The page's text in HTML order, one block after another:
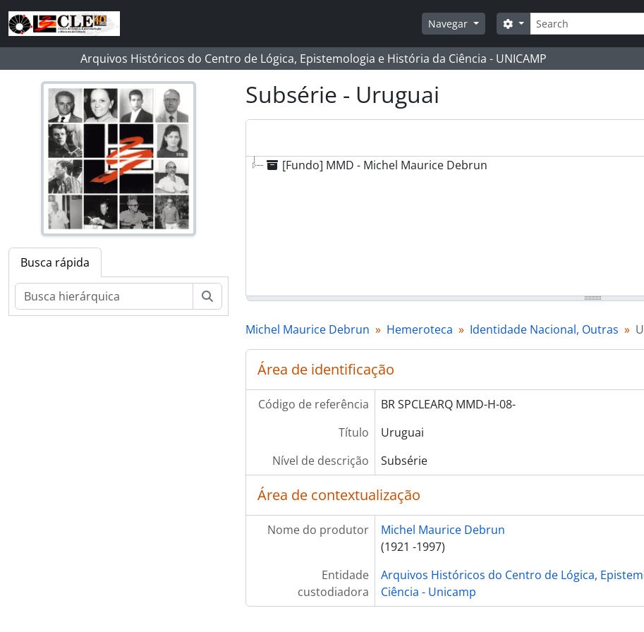
Skip to main content
Navegar
Buscar
Opções de busca
Arquivos Históricos do Centro de Lógica, Epistemologia e História da Ciência - UNICAMP
Busca rápida
Buscar
Subsérie - Uruguai
[Fundo] MMD - Michel Maurice Debrun
Michel Maurice Debrun Hemeroteca Identidade Nacional, Outras
Área de identificação
Código de referência
BR SPCLEARQ MMD-H-08-
Título
Uruguai
Nível de descrição
Subsérie
Área de contextualização
Nome do produtor
Michel Maurice Debrun
(1921 -1997)
Entidade
custodiadora
Arquivos Históricos do Centro de Lógica,
Ciência - Unicamp